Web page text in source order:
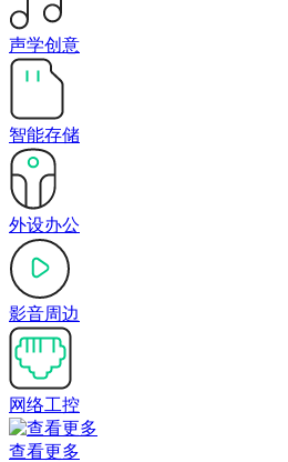
声学创意
智能存储
外设办公
影音周边
网络工控
查看更多